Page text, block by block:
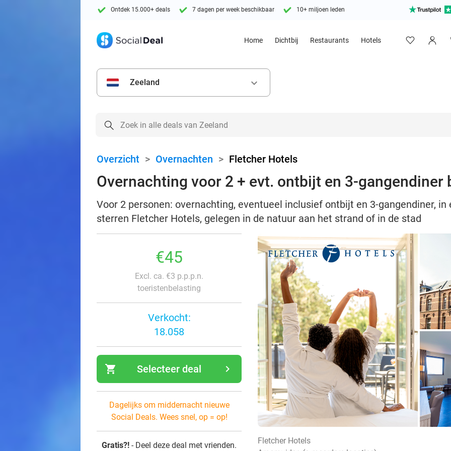
Ontdek 15.000+ deals 7 dagen per week beschikbaar 10+ miljoen leden
Home Dichtbij Restaurants Hotels
Zeeland keyboard_arrow_down
Overzicht > Overnachten > Fletcher Hotels
Overnachting voor 2 + evt. ontbijt en 3-gangendiner
Voor 2 personen: overnachting, eventueel inclusief ontbijt en 3-gangendiner, in
sterren Fletcher Hotels, gelegen in de natuur aan het strand of in de stad
€45
Excl. ca. €3 p.p.p.n.
toeristenbelasting
Verkocht:
18.058
shopping_cart navigate_next
Selecteer deal
Dagelijks om middernacht nieuwe
Social Deals. Wees snel, op = op!
Gratis?! - Deel deze deal met vrienden.
Fletcher Hotels